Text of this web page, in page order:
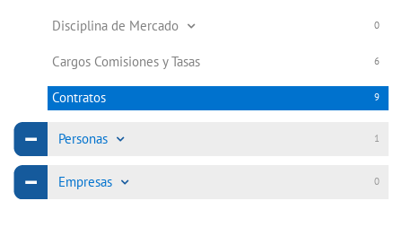
0
Disciplina de Mercado
6
Cargos Comisiones y Tasas
9
Contratos
1
Personas
0
Empresas